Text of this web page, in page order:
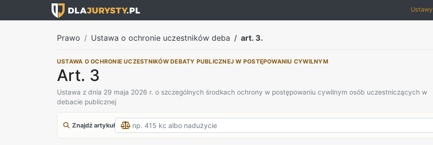
Ustawy
Prawo Ustawa o ochronie uczestników deba art. 3.
USTAWA O OCHRONIE UCZESTNIKÓW DEBATY PUBLICZNEJ W POSTĘPOWANIU CYWILNYM
Art. 3
Ustawa z dnia 29 maja 2026 r. o szczególnych środkach ochrony w postępowaniu cywilnym osób uczestniczących w
debacie publicznej
Znajdź artykuł